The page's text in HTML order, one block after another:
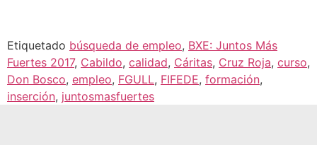
Etiquetado búsqueda de empleo, BXE: Juntos Más
Fuertes 2017, Cabildo, calidad, Cáritas, Cruz Roja, curso,
Don Bosco, empleo, FGULL, FIFEDE, formación,
inserción, juntosmasfuertes